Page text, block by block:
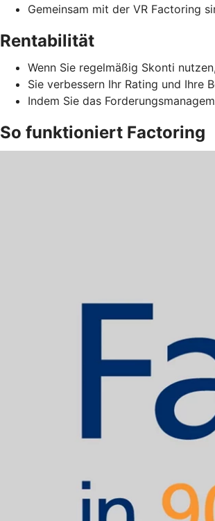
Gemeinsam mit der VR Factoring
Rentabilität
Wenn Sie regelmäßig Skonti
Sie verbessern Ihr Rating und Ihre
Indem Sie das
So funktioniert Factoring